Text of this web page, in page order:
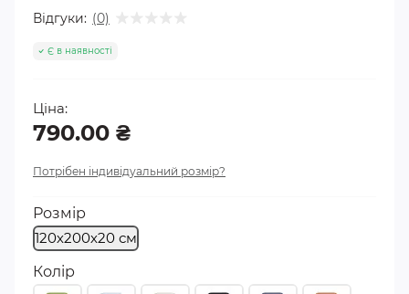
Відгуки: (0)
Є в наявності
Ціна:
790.00 ₴
Потрібен індивідуальний розмір?
Розмір
120х200х20 см
Колір